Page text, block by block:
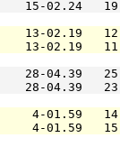
15-02.24
13-02.19
13-02.19
28-04.39
28-04.39
4-01.59
4-01.59